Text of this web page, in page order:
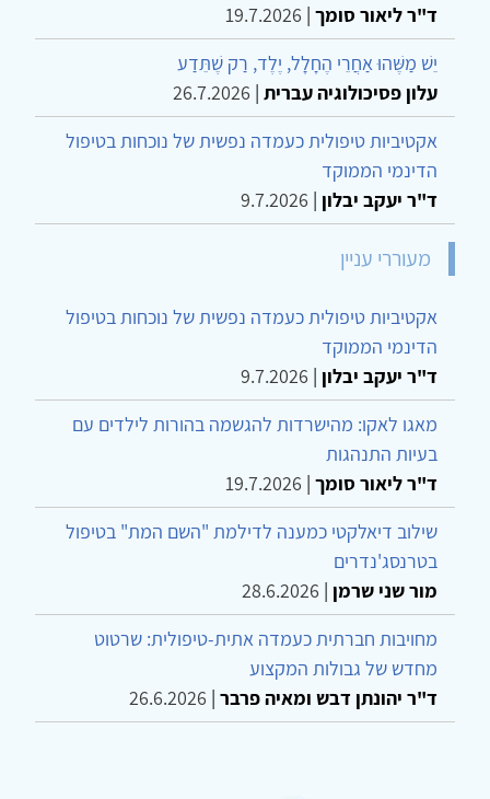
ד"ר ליאור סומך |
19.7.2026
יֵשׁ מַשֶּׁהוּ אַחֲרֵי הֶחָלָל, יֶלֶד, רַק שֶׁתֵּדַע
עלון פסיכולוגיה עברית |
26.7.2026
אקטיביות טיפולית כעמדה נפשית של נוכחות בטיפול
הדינמי הממוקד
ד"ר יעקב יבלון |
9.7.2026
מעוררי עניין
אקטיביות טיפולית כעמדה נפשית של נוכחות בטיפול
הדינמי הממוקד
ד"ר יעקב יבלון |
9.7.2026
מאגו לאקו: מהישרדות להגשמה בהורות לילדים עם
בעיות התנהגות
ד"ר ליאור סומך |
19.7.2026
שילוב דיאלקטי כמענה לדילמת "השם המת" בטיפול
בטרנסג'נדרים
מור שני שרמן |
28.6.2026
מחויבות חברתית כעמדה אתית-טיפולית: שרטוט
מחדש של גבולות המקצוע
ד"ר יהונתן דבש ומאיה פרבר |
26.6.2026